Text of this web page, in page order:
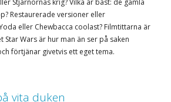
Stjärnornas krig? Vilka är bäst: de gamla
Restaurerade versioner eller
eller Chewbacca coolast? Filmtittarna är
Star Wars är hur man än ser på saken
förtjänar givetvis ett eget tema.
vita duken